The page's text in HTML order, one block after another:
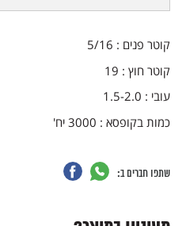
קוטר פנים : 5/16
קוטר חוץ : 19
עובי : 1.5-2.0
כמות בקופסא : 3000 יח'
שתפו חברים ב: